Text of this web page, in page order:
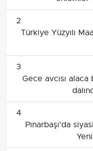
2
Türkiye Yüzyılı
3
Gece avcısı
4
Pınarbaşı'da